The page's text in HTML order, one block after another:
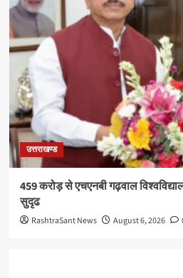
उत्तराखण्ड
459 करोड़ से एचएनबी गढ़वाल
सुदृढ
RashtraSant News August 6, 2026